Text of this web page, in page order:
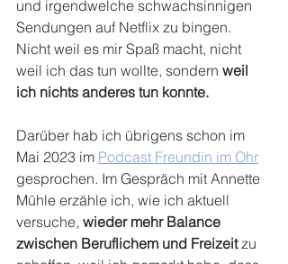
und irgendwelche schwachsinnigen
Sendungen auf Netflix zu bingen.
Nicht weil es mir Spaß macht, nicht
weil ich das tun wollte, sondern weil
ich nichts anderes tun konnte.
Darüber hab ich übrigens schon im
Mai 2023 im Podcast Freundin im Ohr
gesprochen. Im Gespräch mit Annette
Mühle erzähle ich, wie ich aktuell
versuche, wieder mehr Balance
zwischen Beruflichem und Freizeit zu